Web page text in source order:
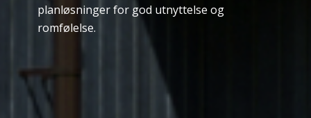
planløsninger for god utnyttelse og
romfølelse.